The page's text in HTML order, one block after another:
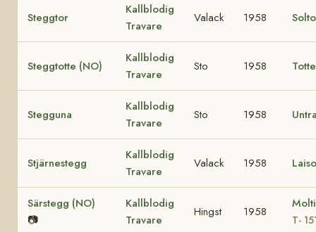
Steggtor
Kallblodig
Travare
Valack 1958
Steggtotte (NO)
Kallblodig
Travare
Sto 1958
Stegguna
Kallblodig
Travare
Sto 1958
Stjärnestegg
Kallblodig
Travare
Valack 1958
Särstegg (NO)
📷
Kallblodig
Travare
Hingst 1958
T-